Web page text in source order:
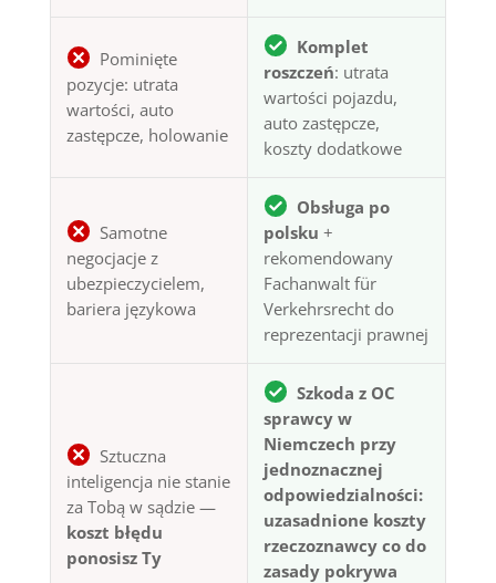
Pominięte
pozycje: utrata
wartości, auto
zastępcze, holowanie
Komplet
roszczeń: utrata
wartości pojazdu,
auto zastępcze,
koszty dodatkowe
Samotne
negocjacje z
ubezpieczycielem,
bariera językowa
Obsługa po
polsku +
rekomendowany
Fachanwalt für
Verkehrsrecht do
reprezentacji prawnej
Sztuczna
inteligencja nie stanie
za Tobą w sądzie —
koszt błędu
ponosisz Ty
Szkoda z OC
sprawcy w
Niemczech przy
jednoznacznej
odpowiedzialności:
uzasadnione koszty
rzeczoznawcy co do
zasady pokrywa